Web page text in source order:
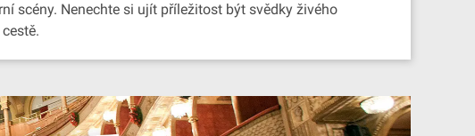
scény. Nenechte si ujít příležitost být svědky živého